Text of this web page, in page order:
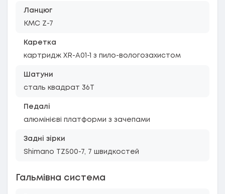
Ланцюг
KMC Z-7
Каретка
картридж XR-A01-1 з пило-вологозахистом
Шатуни
сталь квадрат 36T
Педалі
алюмінієві платформи з зачепами
Задні зірки
Shimano TZ500-7, 7 швидкостей
Гальмівна система